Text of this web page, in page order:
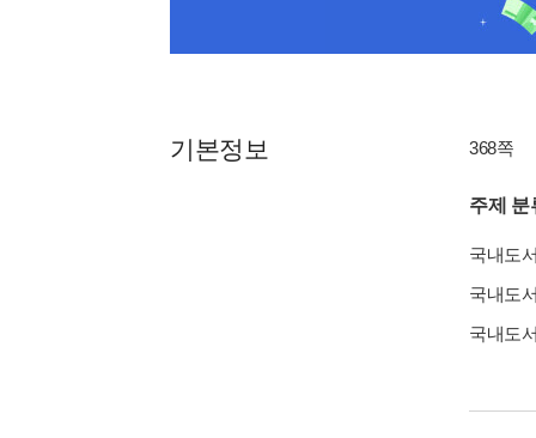
기본정보 368쪽
주제 분
국내도
국내도
국내도